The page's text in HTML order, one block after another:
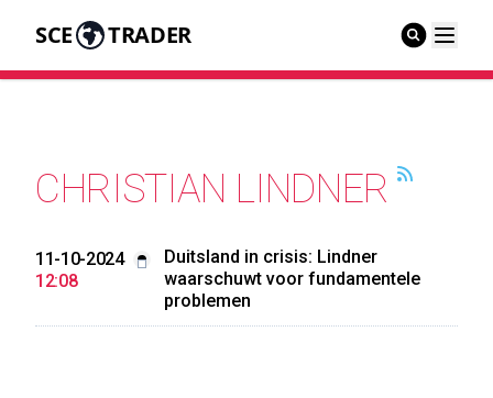
SCE TRADER
CHRISTIAN LINDNER
11-10-2024
12:08
Duitsland in crisis: Lindner
waarschuwt voor fundamentele
problemen